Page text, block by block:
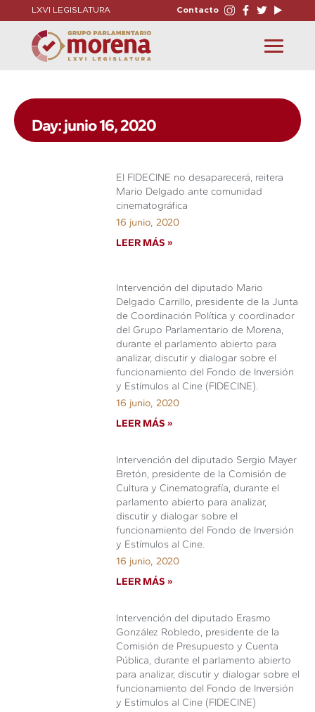
LXVI LEGISLATURA Contacto
Toggle
navigation
Day: junio 16, 2020
El FIDECINE no desaparecerá, reitera
Mario Delgado ante comunidad
cinematográfica
16 junio, 2020
LEER MÁS »
Intervención del diputado Mario
Delgado Carrillo, presidente de la Junta
de Coordinación Política y coordinador
del Grupo Parlamentario de Morena,
durante el parlamento abierto para
analizar, discutir y dialogar sobre el
funcionamiento del Fondo de Inversión
y Estímulos al Cine (FIDECINE).
16 junio, 2020
LEER MÁS »
Intervención del diputado Sergio Mayer
Bretón, presidente de la Comisión de
Cultura y Cinematografía, durante el
parlamento abierto para analizar,
discutir y dialogar sobre el
funcionamiento del Fondo de Inversión
y Estímulos al Cine.
16 junio, 2020
LEER MÁS »
Intervención del diputado Erasmo
González Robledo, presidente de la
Comisión de Presupuesto y Cuenta
Pública, durante el parlamento abierto
para analizar, discutir y dialogar sobre el
funcionamiento del Fondo de Inversión
y Estímulos al Cine (FIDECINE)